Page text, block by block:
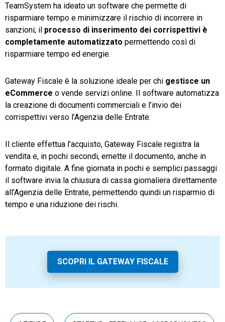
TeamSystem ha ideato un software che permette di
risparmiare tempo e minimizzare il rischio di incorrere in
sanzioni; il processo di inserimento dei corrispettivi è
completamente automatizzato permettendo così di
risparmiare tempo ed energie.
Gateway Fiscale è la soluzione ideale per chi gestisce un
eCommerce o vende servizi online. Il software automatizza
la creazione di documenti commerciali e l’invio dei
corrispettivi verso l’Agenzia delle Entrate.
Il cliente effettua l’acquisto, Gateway Fiscale registra la
vendita e, in pochi secondi, emette il documento, anche in
formato digitale. A fine giornata in pochi e semplici passaggi
il software invia la chiusura di cassa giornaliera direttamente
all’Agenzia delle Entrate, permettendo quindi un risparmio di
tempo e una riduzione dei rischi.
SCOPRI IL GATEWAY FISCALE